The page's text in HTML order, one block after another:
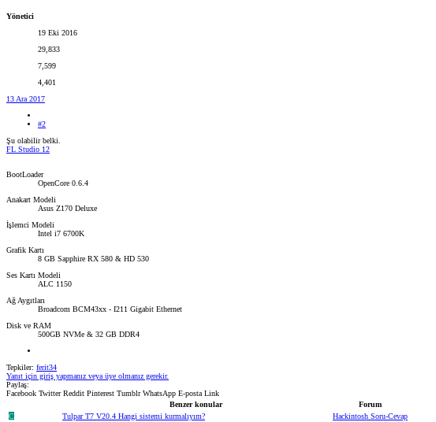
Yönetici
19 Eki 2016
29,833
7,599
4,401
13 Ara 2017
#2
Şu olabilir belki.
FL Studio 12
BootLoader
OpenCore 0.6.4
Anakart Modeli
Asus Z170 Deluxe
İşlemci Modeli
Intel i7 6700K
Grafik Kartı
8 GB Sapphire RX 580 & HD 530
Ses Kartı Modeli
ALC 1150
Ağ Aygıtları
Broadcom BCM43xx - I211 Gigabit Ethernet
Disk ve RAM
500GB NVMe & 32 GB DDR4
Tepkiler: ferit34
Yanıt için giriş yapmanız veya üye olmanız gerekir.
Paylaş:
Facebook Twitter Reddit Pinterest Tumblr WhatsApp E-posta Link
Benzer konular
Forum
C
Tulpar T7 V20.4 Hangi sistemi kurmalıyım?
Hackintosh Soru-Cevap